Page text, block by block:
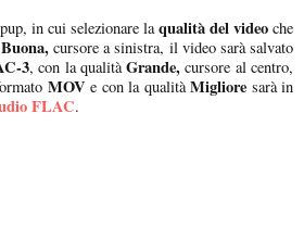
in cui selezionare laqualità del video che
cursore a sinistra, il video sarà salvato
3, con la qualitàGrande,cursore al centro,
MOV e con la qualità Migliore sarà in
FLAC.